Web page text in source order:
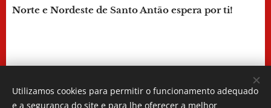
Norte e Nordeste de Santo Antão espera por ti!
CaboVerdeExpert - 2026
Utilizamos cookies para permitir o funcionamento adequado
e a segurança do site e para lhe oferecer a melhor